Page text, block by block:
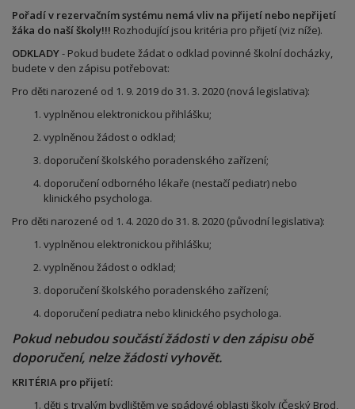
Pořadí v rezervačním systému nemá vliv na přijetí nebo nepřijetí
žáka do naší školy!!! Rozhodující jsou kritéria pro přijetí (viz níže).
ODKLADY- Pokud budete žádat o odklad povinné školní docházky,
budete v den zápisu potřebovat:
Pro děti narozené od 1. 9. 2019 do 31. 3. 2020 (nová legislativa):
vyplněnou elektronickou přihlášku;
vyplněnou žádost o odklad;
doporučení školského poradenského zařízení;
doporučení odborného lékaře (nestačí pediatr) nebo
klinického psychologa.
Pro děti narozené od 1. 4. 2020 do 31. 8. 2020 (původní legislativa):
vyplněnou elektronickou přihlášku;
vyplněnou žádost o odklad;
doporučení školského poradenského zařízení;
doporučení pediatra nebo klinického psychologa.
Pokud nebudou součástí žádosti v den zápisu obě
doporučení, nelze žádosti vyhovět.
KRITÉRIA pro přijetí:
děti s trvalým bydlištěm ve spádové oblasti školy (Český Brod,